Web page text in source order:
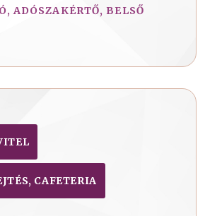
ADÓSZAKÉRTŐ, BELSŐ
CAFETERIA